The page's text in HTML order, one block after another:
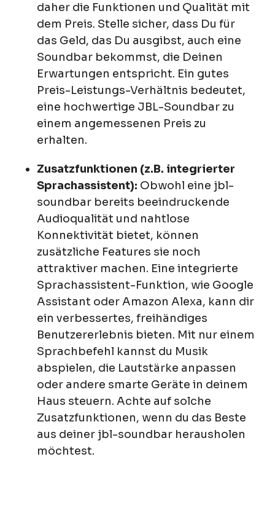
daher die Funktionen und Qualität mit
dem Preis. Stelle sicher, dass Du für
das Geld, das Du ausgibst, auch eine
Soundbar bekommst, die Deinen
Erwartungen entspricht. Ein gutes
Preis-Leistungs-Verhältnis bedeutet,
eine hochwertige JBL-Soundbar zu
einem angemessenen Preis zu
erhalten.
Zusatzfunktionen (z.B. integrierter
Sprachassistent): Obwohl eine jbl-
soundbar bereits beeindruckende
Audioqualität und nahtlose
Konnektivität bietet, können
zusätzliche Features sie noch
attraktiver machen. Eine integrierte
Sprachassistent-Funktion, wie Google
Assistant oder Amazon Alexa, kann dir
ein verbessertes, freihändiges
Benutzererlebnis bieten. Mit nur einem
Sprachbefehl kannst du Musik
abspielen, die Lautstärke anpassen
oder andere smarte Geräte in deinem
Haus steuern. Achte auf solche
Zusatzfunktionen, wenn du das Beste
aus deiner jbl-soundbar herausholen
möchtest.